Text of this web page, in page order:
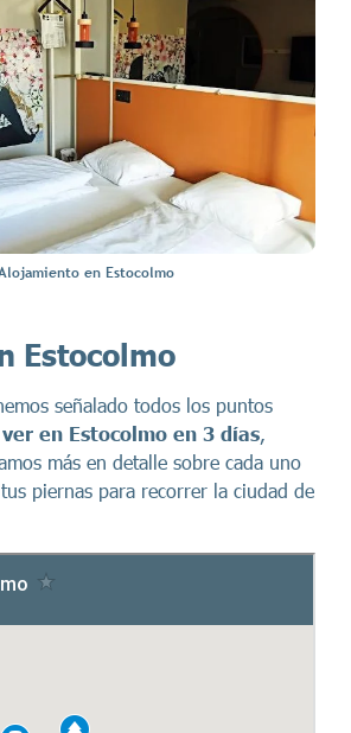
en Estocolmo
Estocolmo
señalado todos los puntos
en Estocolmo en 3 días,
más en detalle sobre cada uno
piernas para recorrer la ciudad de